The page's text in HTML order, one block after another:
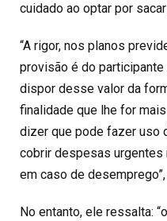
cuidado ao optar por
“A rigor, nos planos
provisão é do participante
dispor desse valor da
finalidade que lhe for
dizer que pode fazer uso
cobrir despesas
em caso de
No entanto, ele ressalta: